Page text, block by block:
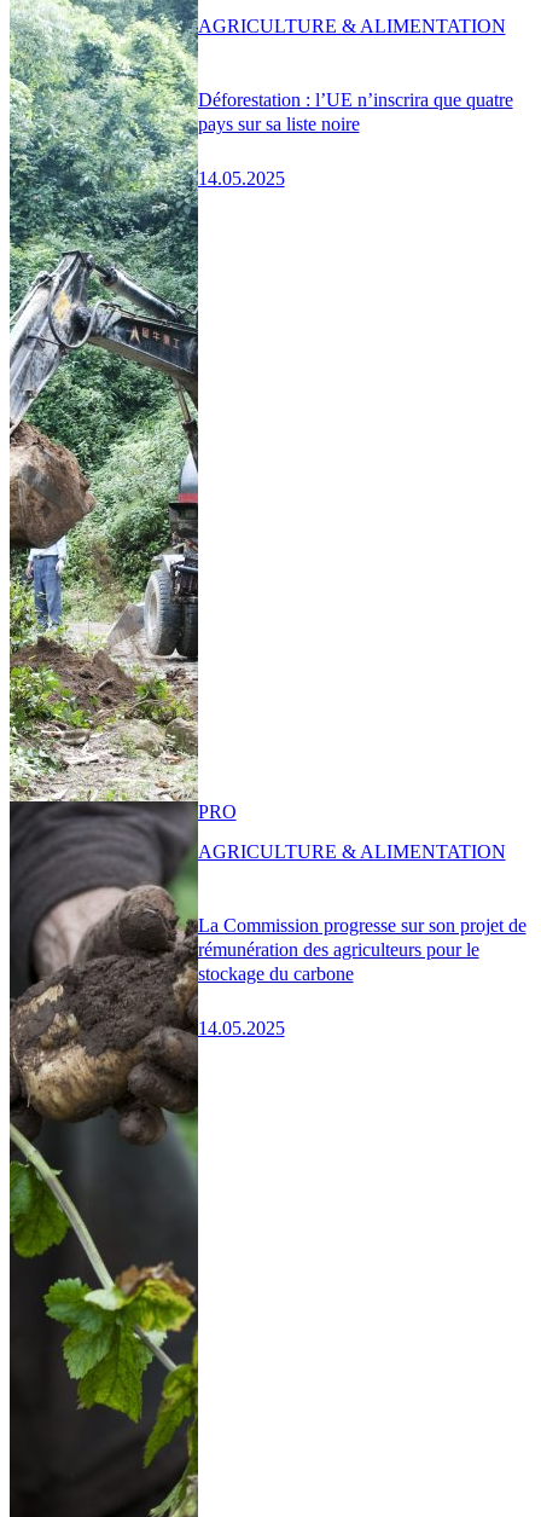
Déforestation : l’UE n’inscrira que quatre
pays sur sa liste noire
14.05.2025
AGRICULTURE & ALIMENTATION
La Commission progresse sur son projet de
rémunération des agriculteurs pour le
stockage du carbone
14.05.2025
PRO
AGRICULTURE & ALIMENTATION